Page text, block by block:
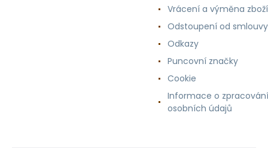
Vrácení a výměna zboží
Odstoupení od smlouvy
Odkazy
Puncovní značky
Cookie
Informace o zpracování
osobních údajů